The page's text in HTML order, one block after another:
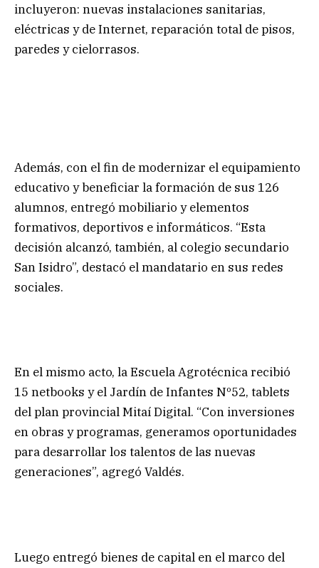
incluyeron: nuevas instalaciones sanitarias,
eléctricas y de Internet, reparación total de pisos,
paredes y cielorrasos.
Además, con el fin de modernizar el equipamiento
educativo y beneficiar la formación de sus 126
alumnos, entregó mobiliario y elementos
formativos, deportivos e informáticos. “Esta
decisión alcanzó, también, al colegio secundario
San Isidro”, destacó el mandatario en sus redes
sociales.
En el mismo acto, la Escuela Agrotécnica recibió
15 netbooks y el Jardín de Infantes Nº52, tablets
del plan provincial Mitaí Digital. “Con inversiones
en obras y programas, generamos oportunidades
para desarrollar los talentos de las nuevas
generaciones”, agregó Valdés.
Luego entregó bienes de capital en el marco del